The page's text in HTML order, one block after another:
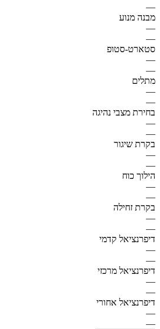
—
מבנה מנוע
—
—
סטארט-סטופ
—
—
מתלים
—
—
בחירת מצבי נהיגה
—
—
בקרת שיגור
—
—
הילוך כוח
—
—
בקרת זחילה
—
—
דיפרנציאל קדמי
—
—
דיפרנציאל מרכזי
—
—
דיפרנציאל אחורי
—
—